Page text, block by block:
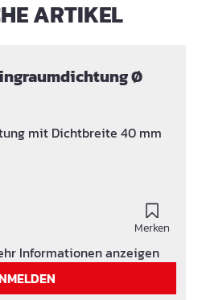
ARTIKEL
Ø
mit Dichtbreite 40 mm
Merken
Informationen anzeigen